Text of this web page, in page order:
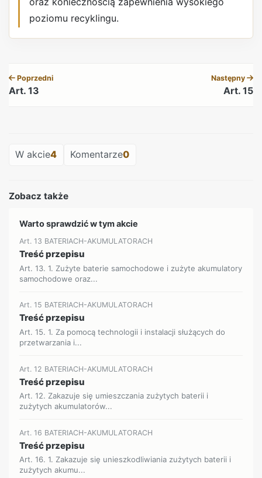
poziomu recyklingu.
Poprzedni
Art. 13
Następny
Art. 15
W akcie4 Komentarze0
Zobacz także
Warto sprawdzić w tym akcie
Art. 13 BATERIACH-AKUMULATORACH
Treść przepisu
Art. 13. 1. Zużyte baterie samochodowe i zużyte akumulatory
samochodowe oraz...
Art. 15 BATERIACH-AKUMULATORACH
Treść przepisu
Art. 15. 1. Za pomocą technologii i instalacji służących do
przetwarzania i...
Art. 12 BATERIACH-AKUMULATORACH
Treść przepisu
Art. 12. Zakazuje się umieszczania zużytych baterii i
zużytych akumulatorów...
Art. 16 BATERIACH-AKUMULATORACH
Treść przepisu
Art. 16. 1. Zakazuje się unieszkodliwiania zużytych baterii i
zużytych akumu...